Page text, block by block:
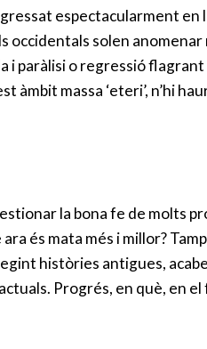
espectacularment en
occidentals solen
i paràlisi o regressió
massa ‘eteri’, n’hi
la bona fe de molts
és mata més i millor?
històries antigues,
Progrés, en què, en